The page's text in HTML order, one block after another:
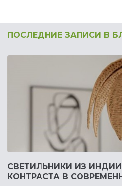
ПОСЛЕДНИЕ ЗАПИСИ В
СВЕТИЛЬНИКИ ИЗ
КОНТРАСТА В